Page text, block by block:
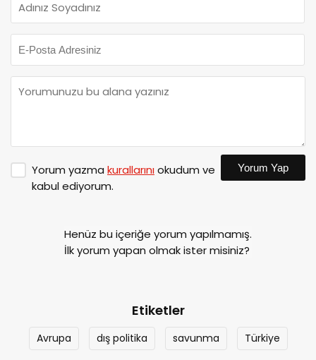
Yorum yazma kurallarınıokudum ve
kabul ediyorum.
Yorum Yap
Henüz bu içeriğe yorum yapılmamış.
İlk yorum yapan olmak ister misiniz?
Etiketler
Avrupa dış politika savunma Türkiye